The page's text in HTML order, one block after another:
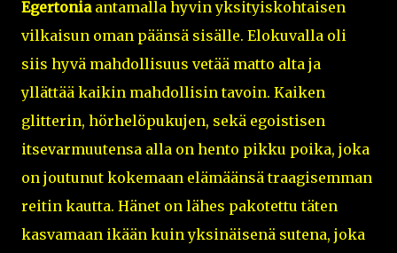
Egertoniaantamalla hyvin yksityiskohtaisen
vilkaisun oman päänsä sisälle. Elokuvalla oli
siis hyvä mahdollisuus vetää matto alta ja
yllättää kaikin mahdollisin tavoin. Kaiken
glitterin, hörhelöpukujen, sekä egoistisen
itsevarmuutensa alla on hento pikku poika, joka
on joutunut kokemaan elämäänsä traagisemman
reitin kautta. Hänet on lähes pakotettu täten
kasvamaan ikään kuin yksinäisenä sutena, joka